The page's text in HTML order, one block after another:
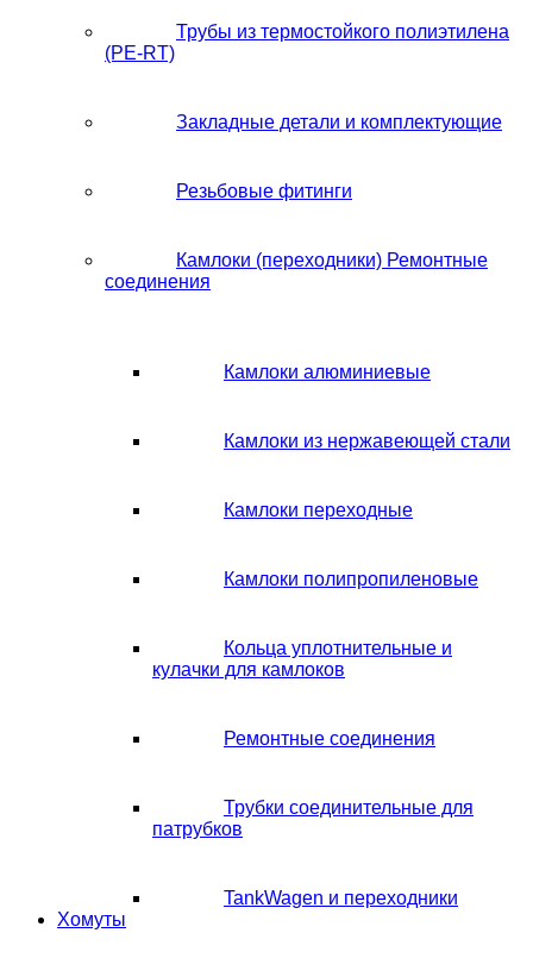
Трубы из термостойкого полиэтилена
(PE-RT)
Закладные детали и комплектующие
Резьбовые фитинги
Камлоки (переходники) Ремонтные
соединения
Камлоки алюминиевые
Камлоки из нержавеющей стали
Камлоки переходные
Камлоки полипропиленовые
Кольца уплотнительные и
кулачки для камлоков
Ремонтные соединения
Трубки соединительные для
патрубков
TankWagen и переходники
Хомуты